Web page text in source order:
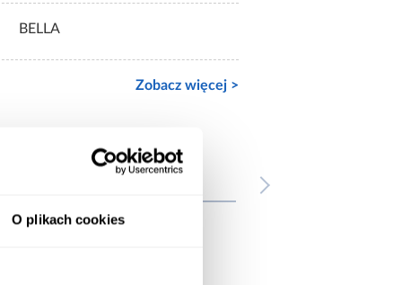
O plikach cookies
BELLA
Zobacz więcej >